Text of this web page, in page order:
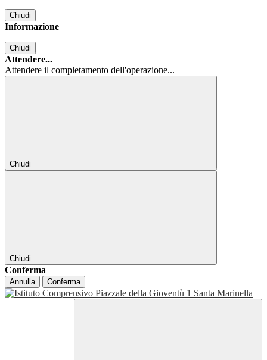
Chiudi
Informazione
Chiudi
Attendere...
Attendere il completamento dell'operazione...
Chiudi
Chiudi
Conferma
Annulla Conferma